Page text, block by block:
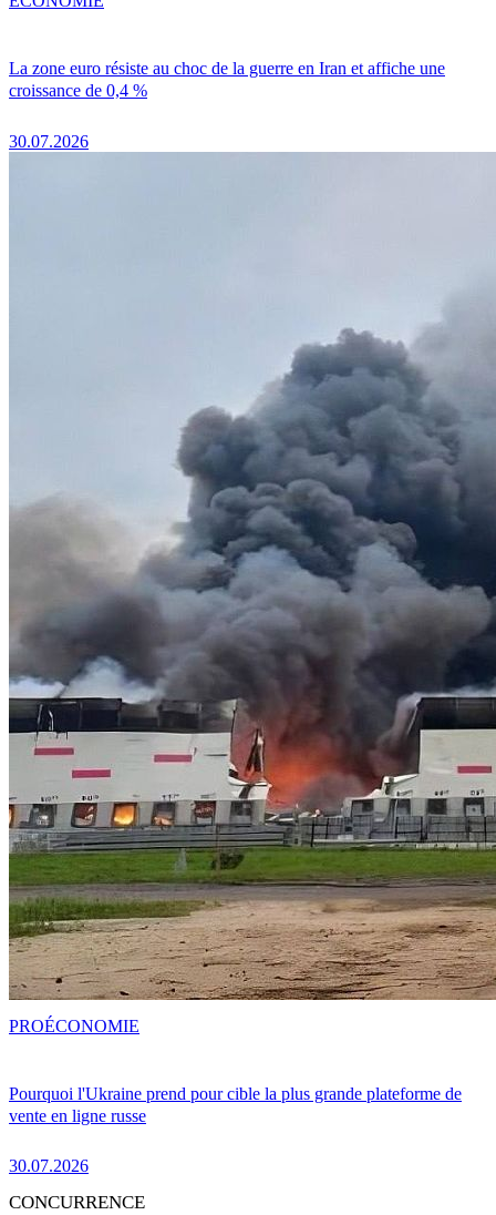
La zone euro résiste au choc de la guerre en Iran et affiche une
croissance de 0,4 %
30.07.2026
Pourquoi l'Ukraine prend pour cible la plus grande plateforme de
vente en ligne russe
30.07.2026
PROÉCONOMIE
CONCURRENCE